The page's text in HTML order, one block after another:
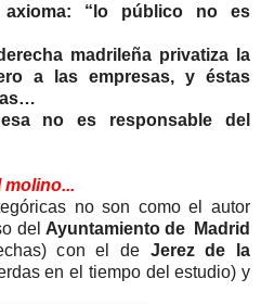
“lo público no es
madrileña privatiza la
a las empresas, y éstas
no es responsable del
molino...
no son como el autor
del Ayuntamiento de Madrid
con el de Jerez de la
en el tiempo del estudio) y